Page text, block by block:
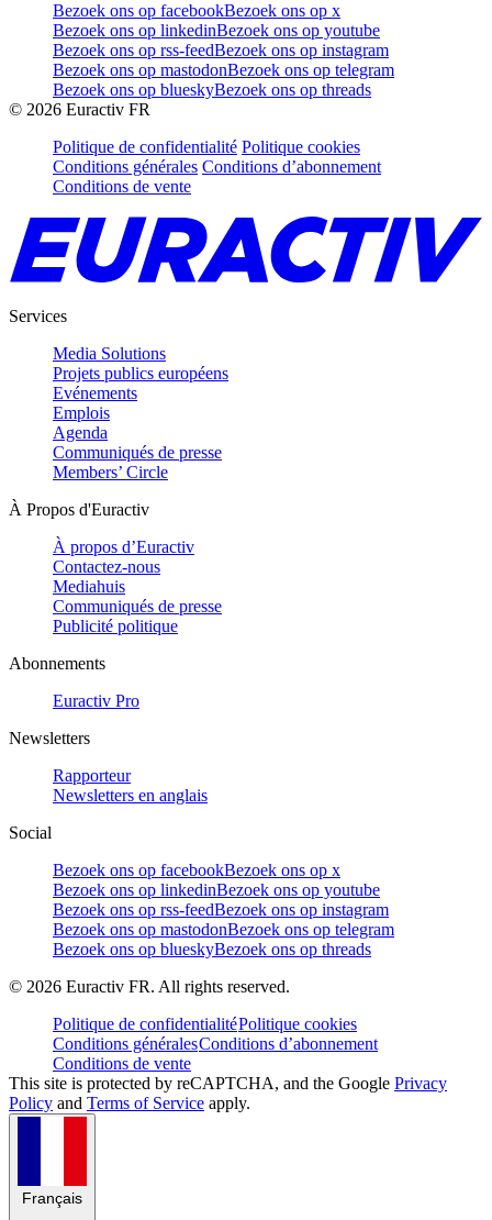
Bezoek ons op facebookBezoek ons op x
Bezoek ons op linkedinBezoek ons op youtube
Bezoek ons op rss-feedBezoek ons op instagram
Bezoek ons op mastodonBezoek ons op telegram
Bezoek ons op blueskyBezoek ons op threads
© 2026 Euractiv FR
Politique de confidentialité Politique cookies
Conditions générales Conditions d’abonnement
Conditions de vente
Services
Media Solutions
Projets publics européens
Evénements
Emplois
Agenda
Communiqués de presse
Members’ Circle
À Propos d'Euractiv
À propos d’Euractiv
Contactez-nous
Mediahuis
Communiqués de presse
Publicité politique
Abonnements
Euractiv Pro
Newsletters
Rapporteur
Newsletters en anglais
Social
Bezoek ons op facebookBezoek ons op x
Bezoek ons op linkedinBezoek ons op youtube
Bezoek ons op rss-feedBezoek ons op instagram
Bezoek ons op mastodonBezoek ons op telegram
Bezoek ons op blueskyBezoek ons op threads
© 2026 Euractiv FR. All rights reserved.
Politique de confidentialitéPolitique cookies
Conditions généralesConditions d’abonnement
Conditions de vente
This site is protected by reCAPTCHA, and the Google Privacy
Policy and Terms of Service apply.
Français